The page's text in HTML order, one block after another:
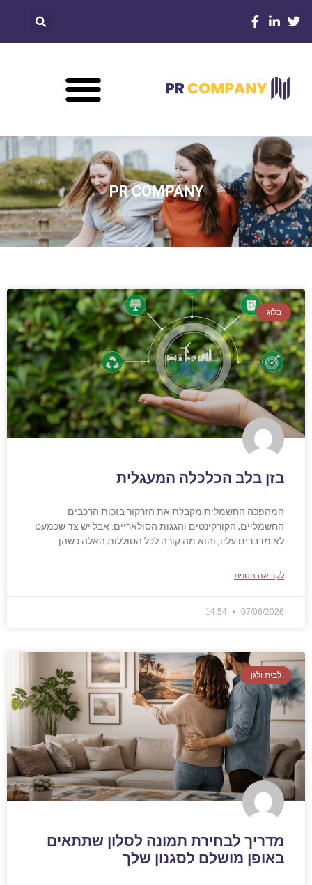
PR COMPANY
בלוג
בזן בלב הכלכלה המעגלית
המהפכה החשמלית מקבלת את הזרקור בזכות הרכבים
החשמליים, הקורקינטים והגגות הסולאריים. אבל יש צד שכמעט
לא מדברים עליו, והוא מה קורה לכל הסוללות האלה כשהן
לקריאה נוספת
07/06/2026
לבית ולגן
מדריך לבחירת תמונה לסלון שתתאים
באופן מושלם לסגנון שלך